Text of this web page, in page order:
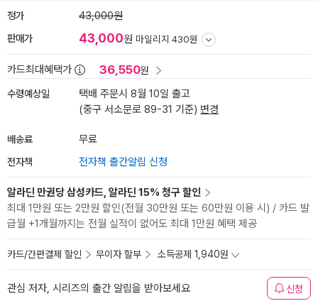
정가 43,000원
판매가 43,000원 마일리지 430원
카드최대혜택가 36,550원
수령예상일
택배 주문시 8월 10일 출고
(중구 서소문로 89-31 기준) 변경
배송료 무료
전자책 전자책 출간알림 신청
알라딘 만권당 삼성카드, 알라딘 15% 청구 할인
최대 1만원 또는 2만원 할인(전월 30만원 또는 60만원 이용 시) / 카드 발
급월 +1개월까지는 전월 실적이 없어도 최대 1만원 혜택 제공
카드/간편결제 할인 무이자 할부 소득공제 1,940원
관심 저자, 시리즈의 출간 알림을 받아보세요 신청